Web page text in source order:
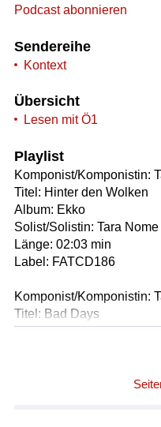
Podcast abonnieren
Sendereihe
Kontext
Übersicht
Lesen mit Ö1
Playlist
Komponist/Komponistin:
Titel: Hinter den Wolken
Album: Ekko
Solist/Solistin: Tara
Länge: 02:03 min
Label: FATCD186
Komponist/Komponistin:
Titel: Bad Days
Album: Ekko